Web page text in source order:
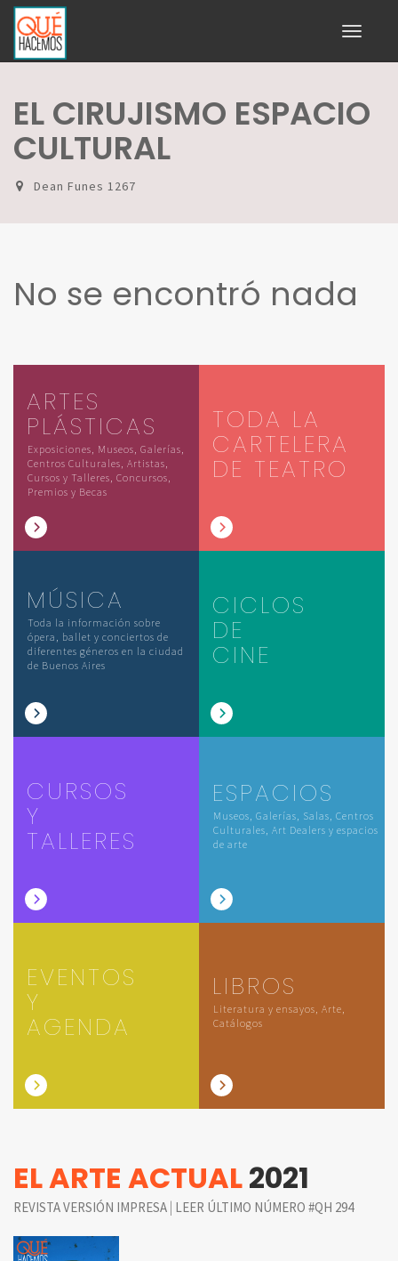
Toggle
EL CIRUJISMO ESPACIO
CULTURAL
Dean Funes 1267
No se encontró nada
ARTES
PLÁSTICAS
Exposiciones, Museos, Galerías,
Centros Culturales, Artistas,
Cursos y Talleres, Concursos,
Premios y Becas
TODA LA
CARTELERA
DE TEATRO
MÚSICA
Toda la información sobre
ópera, ballet y conciertos de
diferentes géneros en la ciudad
de Buenos Aires
CICLOS
DE
CINE
CURSOS
Y
TALLERES
ESPACIOS
Museos, Galerías, Salas, Centros
Culturales, Art Dealers y espacios
de arte
EVENTOS
Y
AGENDA
LIBROS
Literatura y ensayos, Arte,
Catálogos
EL ARTE ACTUAL2021
REVISTA VERSIÓN IMPRESA | LEER ÚLTIMO NÚMERO #QH 294